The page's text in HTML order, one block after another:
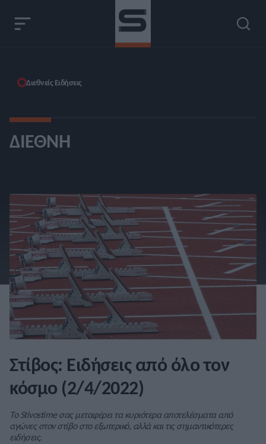
Διεθνείς Ειδήσεις
ΔΙΕΘΝΉ
Στίβος: Ειδήσεις από όλο τον
κόσμο (2/4/2022)
Το Stivostime σας μεταφέρει τα κυριότερα αποτελέσματα από
αγώνες στον στίβο στο εξωτερικό, αλλά και τις σημαντικότερες
ειδήσεις.